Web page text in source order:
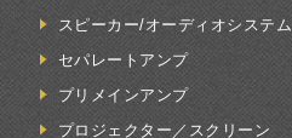
スピーカー/オーディオシステム
セパレートアンプ
プリメインアンプ
プロジェクター／スクリーン